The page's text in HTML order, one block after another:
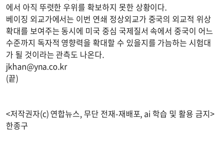
에서 아직 뚜렷한 우위를 확보하지 못한 상황이다.
베이징 외교가에서는 이번 연쇄 정상외교가 중국의 외교적 위상
확대를 보여주는 동시에 미국 중심 국제질서 속에서 중국이 어느
수준까지 독자적 영향력을 확대할 수 있을지를 가늠하는 시험대
가 될 것이라는 관측도 나온다.
jkhan@yna.co.kr
(끝)
<저작권자(c) 연합뉴스, 무단 전재-재배포, ai 학습 및 활용 금지>
한종구